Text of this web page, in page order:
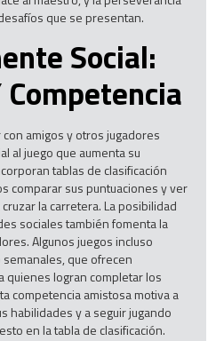
que se presentan.
Social:
amigos y otros jugadores
al juego que aumenta su
tablas de clasificación
comparar sus puntuaciones y ver
la carretera. La posibilidad
sociales también fomenta la
Algunos juegos incluso
que ofrecen
quienes logran completar los
competencia amistosa motiva a
habilidades y a seguir jugando
en la tabla de clasificación.